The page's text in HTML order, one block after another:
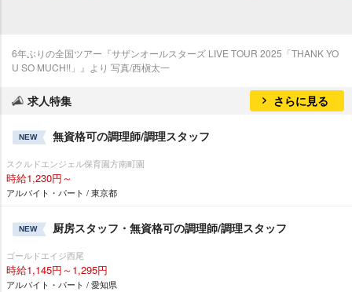
6年ぶりの全国ツアー『サザンオールスターズ LIVE TOUR 2025「THANK YO
U SO MUCH!!」』より 写真/西槇太一
求人特集 さらに見る
NEW 無資格可の調理師/調理スタッフ
スクルドエンジェル保育園方南町園
時給1,230円～
アルバイト・パート / 東京都
NEW 厨房スタッフ・無資格可の調理師/調理スタッフ
ゴールドエイジ西尾
時給1,145円～1,295円
アルバイト・パート / 愛知県